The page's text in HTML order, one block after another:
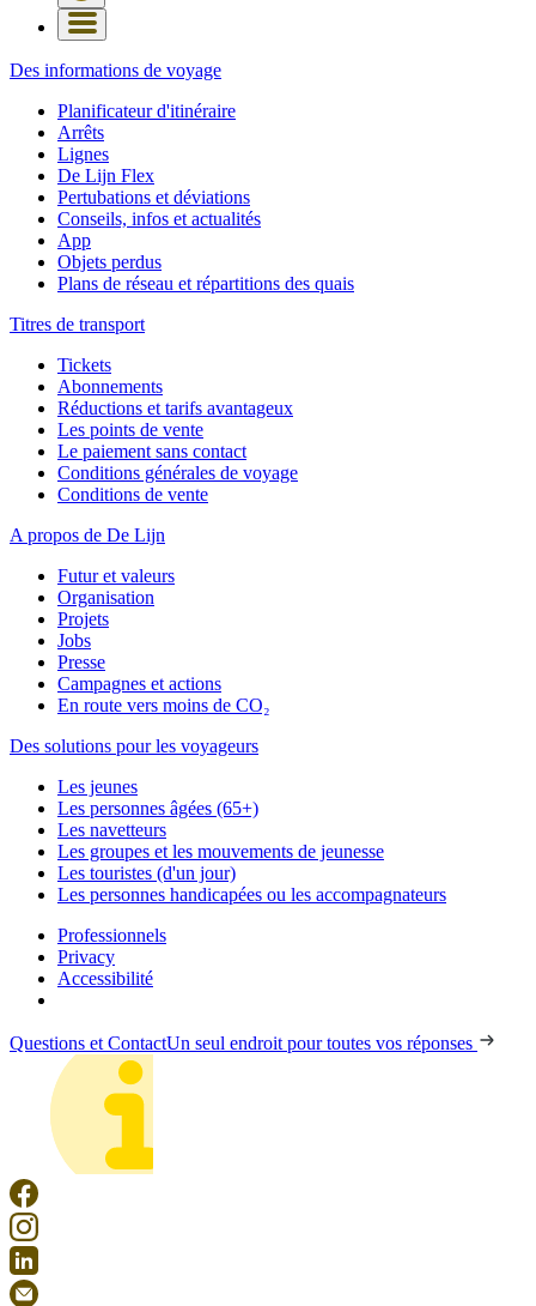
Des informations de voyage
Planificateur d'itinéraire
Arrêts
Lignes
De Lijn Flex
Pertubations et déviations
Conseils, infos et actualités
App
Objets perdus
Plans de réseau et répartitions des quais
Titres de transport
Tickets
Abonnements
Réductions et tarifs avantageux
Les points de vente
Le paiement sans contact
Conditions générales de voyage
Conditions de vente
A propos de De Lijn
Futur et valeurs
Organisation
Projets
Jobs
Presse
Campagnes et actions
En route vers moins de CO₂
Des solutions pour les voyageurs
Les jeunes
Les personnes âgées (65+)
Les navetteurs
Les groupes et les mouvements de jeunesse
Les touristes (d'un jour)
Les personnes handicapées ou les accompagnateurs
Professionnels
Privacy
Accessibilité
Questions et ContactUn seul endroit pour toutes vos réponses